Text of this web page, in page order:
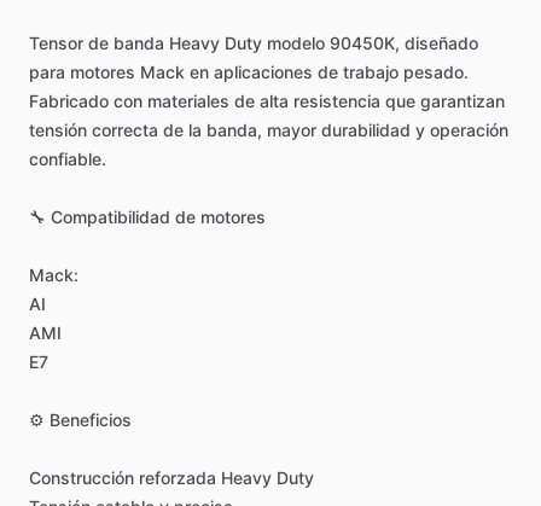
Tensor de banda Heavy Duty modelo 90450K, diseñado
para motores Mack en aplicaciones de trabajo pesado.
Fabricado con materiales de alta resistencia que garantizan
tensión correcta de la banda, mayor durabilidad y operación
confiable.
🔧 Compatibilidad de motores
Mack:
AI
AMI
E7
⚙️ Beneficios
Construcción reforzada Heavy Duty